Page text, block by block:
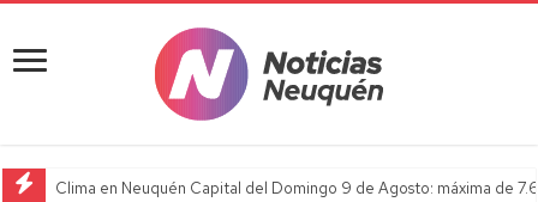
Clima en Neuquén Capital del Domingo 9 de Agosto: máxima de